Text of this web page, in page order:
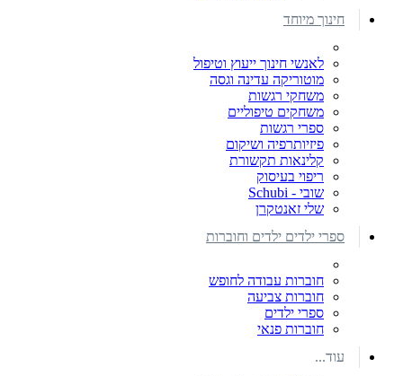
חינוך מיוחד
לאנשי חינוך ייעוץ וטיפול
מוטוריקה עדינה וגסה
משחקי רגשות
משחקים טיפוליים
ספרי רגשות
פיזיותרפיה ושיקום
קלינאות תקשורת
ריפוי בעיסוק
שובי - Schubi
שלי זאנטקרן
ספרי ילדים ילדים וחוברות
חוברות עבודה לחופש
חוברות צביעה
ספרי ילדים
חוברות פנאי
עוד...